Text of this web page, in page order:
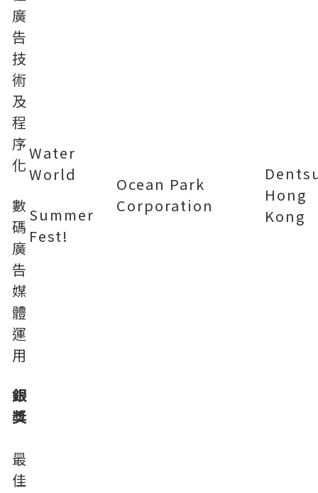
廣
告
技
術
及
程
序
化
數
碼
廣
告
媒
體
運
用
銀
獎
Water
World
Summer
Fest!
Ocean Park
Corporation
Hong
Kong
最
佳